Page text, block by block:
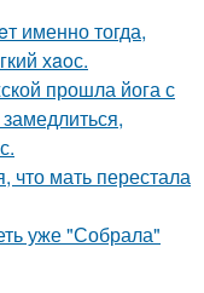
именно тогда,
хaoс.
прошла йога с
мать перестала
уже "Собрала"